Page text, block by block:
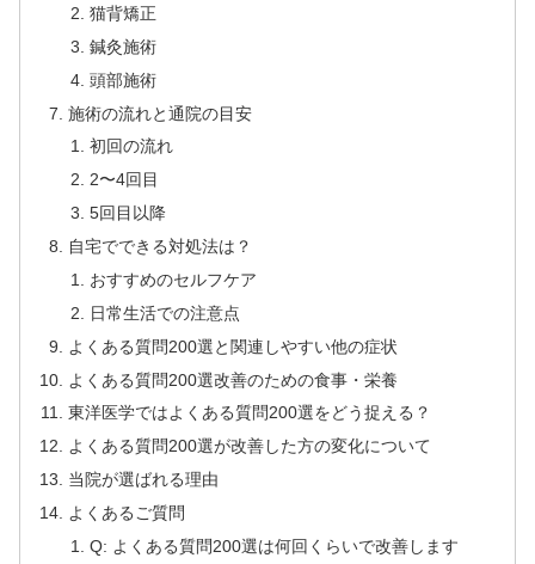
猫背矯正
鍼灸施術
頭部施術
施術の流れと通院の目安
初回の流れ
2〜4回目
5回目以降
自宅でできる対処法は？
おすすめのセルフケア
日常生活での注意点
よくある質問200選と関連しやすい他の症状
よくある質問200選改善のための食事・栄養
東洋医学ではよくある質問200選をどう捉える？
よくある質問200選が改善した方の変化について
当院が選ばれる理由
よくあるご質問
Q: よくある質問200選は何回くらいで改善します